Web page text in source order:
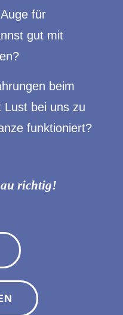
für
gut mit
beim
Lust bei uns zu
funktioniert?
richtig!